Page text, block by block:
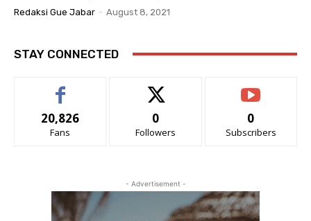
Redaksi Gue Jabar - August 8, 2021
STAY CONNECTED
20,826
Fans
0
Followers
0
Subscribers
- Advertisement -